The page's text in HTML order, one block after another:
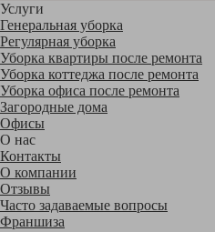
Услуги
Генеральная уборка
Регулярная уборка
Уборка квартиры после ремонта
Уборка коттеджа после ремонта
Уборка офиса после ремонта
Загородные дома
Офисы
О нас
Контакты
О компании
Отзывы
Часто задаваемые вопросы
Франшиза